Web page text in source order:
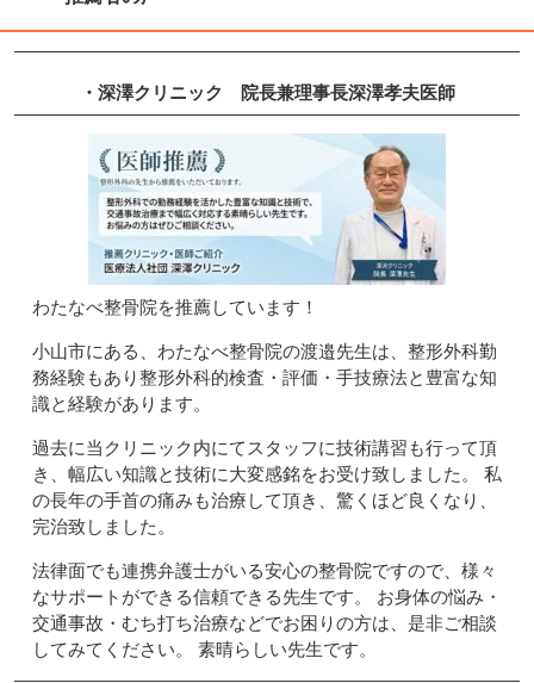
・深澤クリニック 院長兼理事長深澤孝夫医師
わたなべ整骨院を推薦しています！
小山市にある、わたなべ整骨院の渡邉先生は、整形外科勤
務経験もあり整形外科的検査・評価・手技療法と豊富な知
識と経験があります。
過去に当クリニック内にてスタッフに技術講習も行って頂
き、幅広い知識と技術に大変感銘をお受け致しました。 私
の長年の手首の痛みも治療して頂き、驚くほど良くなり、
完治致しました。
法律面でも連携弁護士がいる安心の整骨院ですので、様々
なサポートができる信頼できる先生です。 お身体の悩み・
交通事故・むち打ち治療などでお困りの方は、是非ご相談
してみてください。 素晴らしい先生です。